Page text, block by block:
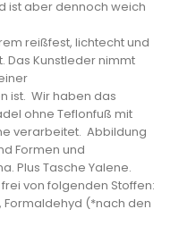
ist aber dennoch weich
reißfest, lichtecht und
Das Kunstleder nimmt
ist. Wir haben das
ohne Teflonfuß mit
verarbeitet. Abbildung
Formen und
Plus Tasche Yalene.
von folgenden Stoffen:
Formaldehyd (*nach den